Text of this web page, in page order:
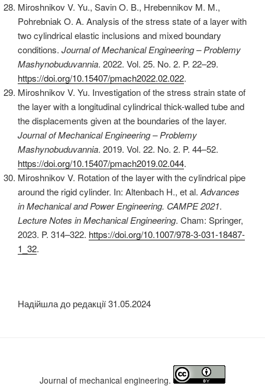
Miroshnikov V. Yu., Savin O. B., Hrebennikov M. M.,
Pohrebniak O. A. Analysis of the stress state of a layer with
two cylindrical elastic inclusions and mixed boundary
conditions. Journal of Mechanical Engineering – Problemy
Mashynobuduvannia. 2022. Vol. 25. No. 2. P. 22–29.
https://doi.org/10.15407/pmach2022.02.022.
Miroshnikov V. Yu. Investigation of the stress strain state of
the layer with a longitudinal cylindrical thick-walled tube and
the displacements given at the boundaries of the layer.
Journal of Mechanical Engineering –Problemy
Mashynobuduvannia. 2019. Vol. 22. No. 2. P. 44–52.
https://doi.org/10.15407/pmach2019.02.044.
Miroshnikov V. Rotation of the layer with the cylindrical pipe
around the rigid cylinder. In: Altenbach H., et al. Advances
in Mechanical and Power Engineering. CAMPE 2021.
Lecture Notes in Mechanical Engineering. Cham: Springer,
2023. P. 314–322. https://doi.org/10.1007/978-3-031-18487-
1_32.
Надійшла до редакції 31.05.2024
Journal of mechanical engineering.